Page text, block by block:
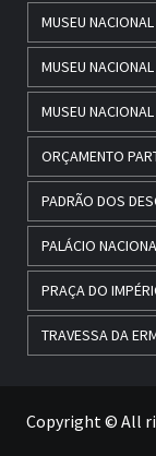
MUSEU
MUSEU
MUSEU
ORÇAMENTO
PADRÃO DOS
PALÁCIO
PRAÇA DO
TRAVESSA DA
Copyright © All